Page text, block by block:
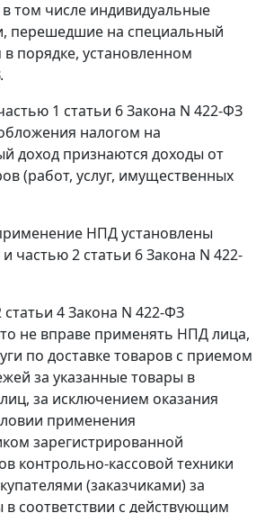
том числе индивидуальные
перешедшие на специальный
порядке, установленном
1 статьи 6 Закона N 422-ФЗ
налогом на
доход признаются доходы от
(работ, услуг, имущественных
НПД установлены
частью 2 статьи 6 Закона N 422-
4 Закона N 422-ФЗ
не вправе применять НПД лица,
по доставке товаров с приемом
за указанные товары в
за исключением оказания
применения
зарегистрированной
контрольно-кассовой техники
(заказчиками) за
в соответствии с действующим